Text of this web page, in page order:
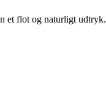
flot og naturligt